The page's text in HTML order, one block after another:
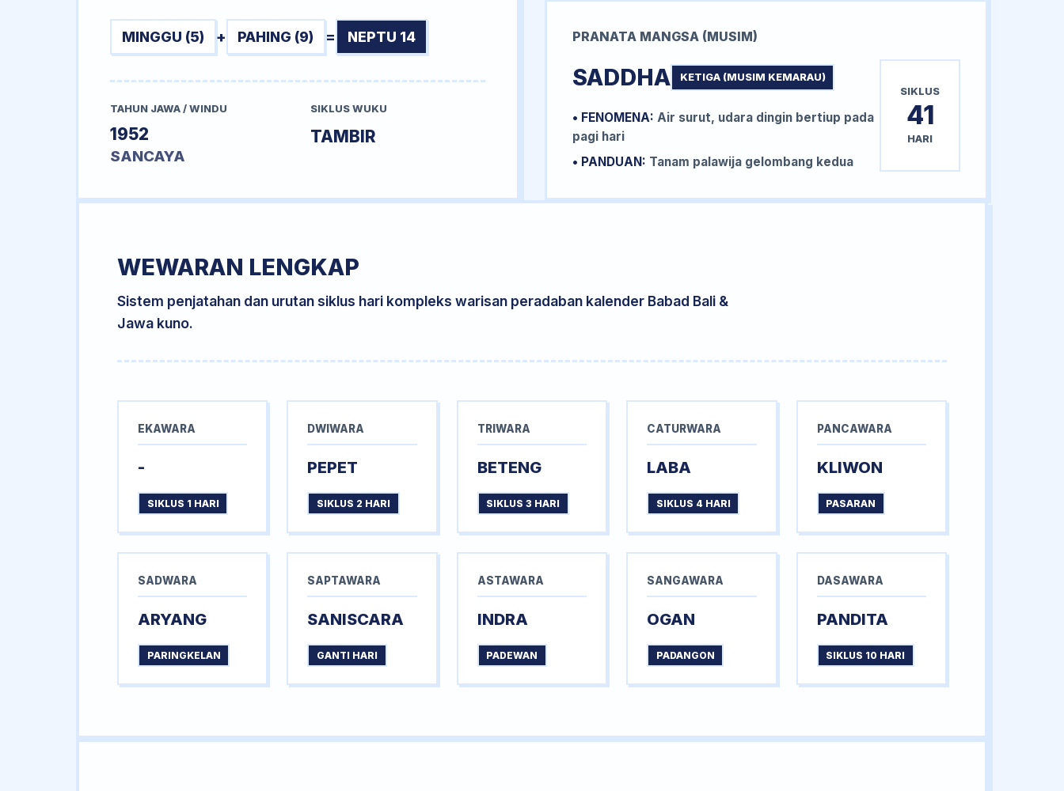
MINGGU (5) + PAHING (9) = NEPTU 14
TAHUN JAWA / WINDU
1952
SANCAYA
SIKLUS WUKU
TAMBIR
PRANATA MANGSA (MUSIM)
SADDHA KETIGA (MUSIM KEMARAU)
• FENOMENA: Air surut, udara dingin bertiup pada
pagi hari
• PANDUAN: Tanam palawija gelombang kedua
SIKLUS
41
HARI
WEWARAN LENGKAP
Sistem penjatahan dan urutan siklus hari kompleks warisan peradaban kalender Babad Bali &
Jawa kuno.
EKAWARA
-
SIKLUS 1 HARI
DWIWARA
PEPET
SIKLUS 2 HARI
TRIWARA
BETENG
SIKLUS 3 HARI
CATURWARA
LABA
SIKLUS 4 HARI
PANCAWARA
KLIWON
PASARAN
SADWARA
ARYANG
PARINGKELAN
SAPTAWARA
SANISCARA
GANTI HARI
ASTAWARA
INDRA
PADEWAN
SANGAWARA
OGAN
PADANGON
DASAWARA
PANDITA
SIKLUS 10 HARI